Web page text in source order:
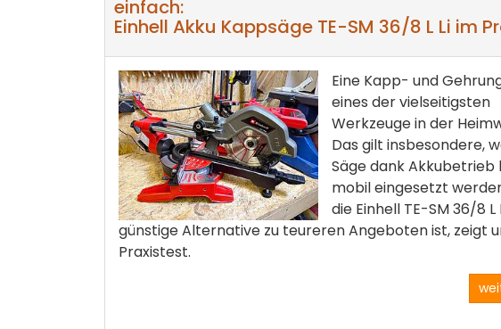
einfach:
Einhell Akku Kappsäge TE-SM 36/8 L Li im
Eine Kapp- und
eines der vielseitigsten
Werkzeuge in der
Das gilt insbesondere,
Säge dank Akkubetrieb
mobil eingesetzt
die Einhell TE-SM 36/8 L
günstige Alternative zu teureren Angeboten ist, zeigt
Praxistest.